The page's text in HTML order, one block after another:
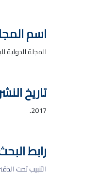
اسم
المجلة الدولية
تاريخ
2017.
رابط
التنبيب تحت